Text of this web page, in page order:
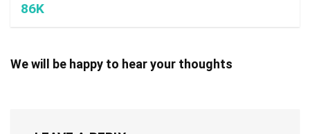
86K
We will be happy to hear your thoughts